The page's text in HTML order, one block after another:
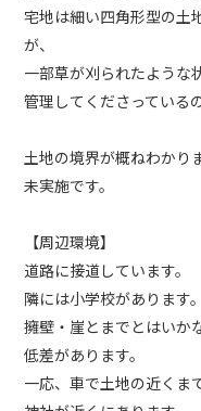
宅地は細い四角形型の土
が、
一部草が刈られたような
管理してくださっている
土地の境界が概ねわかり
未実施です。
【周辺環境】
道路に接道しています。
隣には小学校があります。
擁壁・崖とまでとはいか
低差があります。
一応、車で土地の近くま